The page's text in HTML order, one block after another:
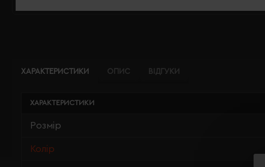
ХАРАКТЕРИСТИКИ ОПИС ВІДГУКИ
ХАРАКТЕРИСТИКИ
Розмір
Колір